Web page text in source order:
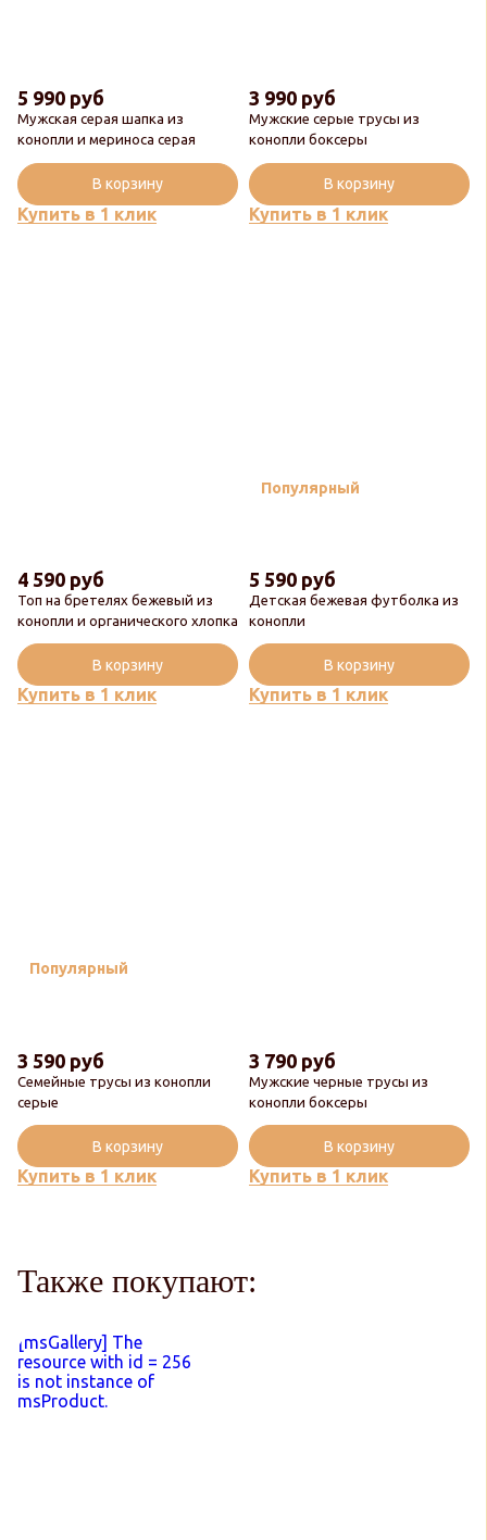
Мужская серая шапка из
конопли и мериноса серая
5 990 руб
Купить в 1 клик
В корзину
Мужские серые трусы из
конопли боксеры
3 990 руб
Купить в 1 клик
В корзину
Топ на бретелях бежевый из
конопли и органического хлопка
4 590 руб
Купить в 1 клик
В корзину
Популярный
Детская бежевая футболка из
конопли
5 590 руб
Купить в 1 клик
В корзину
Популярный
Семейные трусы из конопли
серые
3 590 руб
Купить в 1 клик
В корзину
Мужские черные трусы из
конопли боксеры
3 790 руб
Купить в 1 клик
В корзину
Также покупают:
[msGallery] The
resource with id = 256
is not instance of
msProduct.